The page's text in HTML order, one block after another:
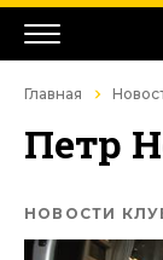
Главная
Петр
НОВОСТИ